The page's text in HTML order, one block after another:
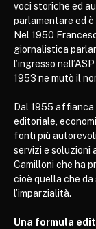
voci storiche ed
parlamentare ed
Nel 1950
giornalistica
l’ingresso
1953 ne mutò il
Dal 1955
editoriale,
fonti più
servizi e soluzioni
Camilloni che ha
cioè quella che da
l’imparzialità.
Una formula